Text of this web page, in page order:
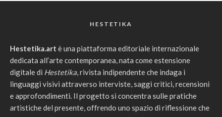
HESTETIKA
Hestetika.art è una piattaforma editoriale internazionale
dedicata all’arte contemporanea, nata come estensione
digitale di Hestetika, rivista indipendente che indaga i
linguaggi visivi attraverso interviste, saggi critici, recensioni
e approfondimenti. Il progetto si concentra sulle pratiche
artistiche del presente, offrendo uno spazio di riflessione che